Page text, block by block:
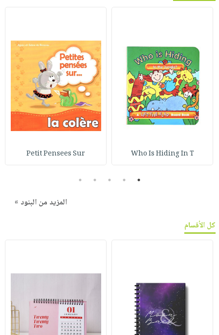
Who Is Hiding In T
Petit Pensees Sur
1
2
3
4
5
المزيد من البنود »
كل الأقسام